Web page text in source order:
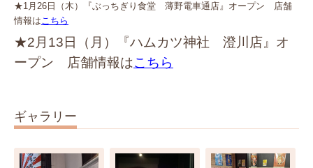
★1月26日（木）『ぶっちぎり食堂 薄野電車通店』オープン 店舗
情報はこちら
★2月13日（月）『ハムカツ神社 澄川店』オ
ープン 店舗情報はこちら
ギャラリー